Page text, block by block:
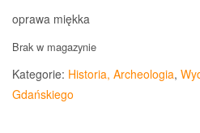
oprawa miękka
Brak w magazynie
Kategorie: Historia, Archeologia,
Gdańskiego